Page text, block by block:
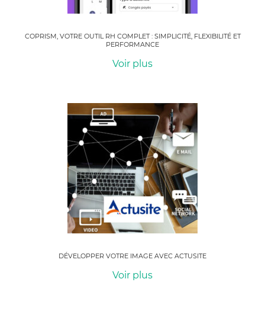
COPRISM, VOTRE OUTIL RH COMPLET : SIMPLICITÉ, FLEXIBILITÉ ET
PERFORMANCE
Voir plus
DÉVELOPPER VOTRE IMAGE AVEC ACTUSITE
Voir plus